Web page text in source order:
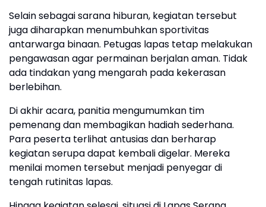
Selain sebagai sarana hiburan, kegiatan tersebut
juga diharapkan menumbuhkan sportivitas
antarwarga binaan. Petugas lapas tetap melakukan
pengawasan agar permainan berjalan aman. Tidak
ada tindakan yang mengarah pada kekerasan
berlebihan.
Di akhir acara, panitia mengumumkan tim
pemenang dan membagikan hadiah sederhana.
Para peserta terlihat antusias dan berharap
kegiatan serupa dapat kembali digelar. Mereka
menilai momen tersebut menjadi penyegar di
tengah rutinitas lapas.